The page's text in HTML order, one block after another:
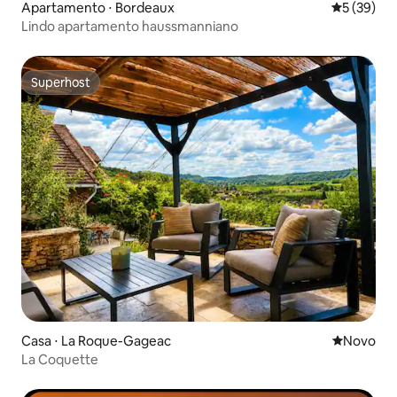
Apartamento ⋅ Bordeaux 5 de uma
5 (39)
Lindo apartamento haussmanniano
Superhost
Superhost
Casa ⋅ La Roque-Gageac Novo
Novo
La Coquette